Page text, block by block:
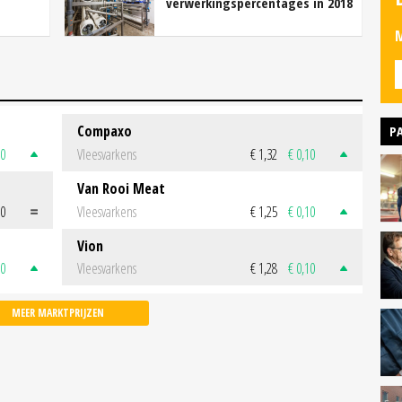
Compaxo
Vleesvarkens
€ 1,32 € 0,10
Van Rooi Meat
Vleesvarkens
€ 1,25 € 0,10
Vion
Vleesvarkens
€ 1,28 € 0,10
MEER MARKTPRIJZEN